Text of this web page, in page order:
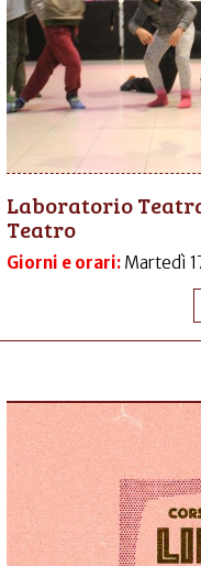
Laboratorio
Teatro
Giorni e orari: Martedì